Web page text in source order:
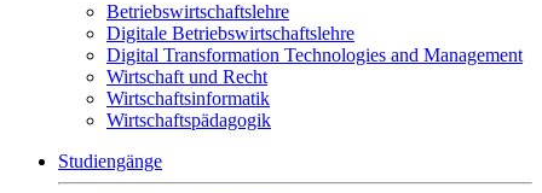
Betriebswirtschaftslehre
Digitale Betriebswirtschaftslehre
Digital Transformation Technologies and Management
Wirtschaft und Recht
Wirtschaftsinformatik
Wirtschaftspädagogik
Studiengänge